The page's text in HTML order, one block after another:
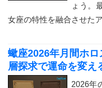
ょう。
女座の特性を融合させた
蠍座2026年月間ホ
層探求で運命を変え
2026年